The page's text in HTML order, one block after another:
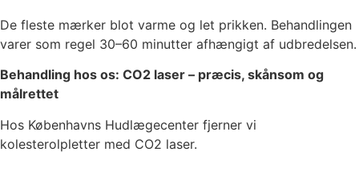
De fleste mærker blot varme og let prikken. Behandlingen
varer som regel 30–60 minutter afhængigt af udbredelsen.
Behandling hos os: CO2 laser – præcis, skånsom og
målrettet
Hos Københavns Hudlægecenter fjerner vi
kolesterolpletter med CO2 laser.